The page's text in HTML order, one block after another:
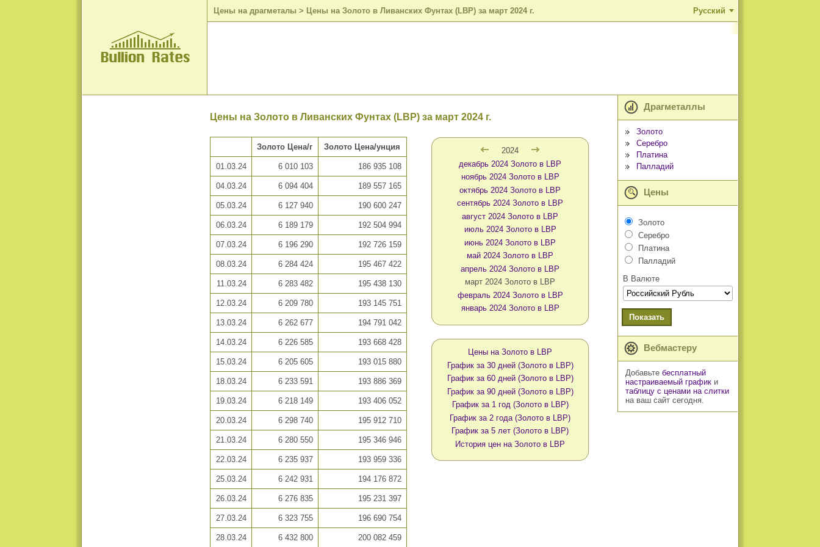
Цены на драгметалы > Цены на Золото в Ливанских Фунтах (LBP) за март 2024 г. Русский
Цены на Золото в Ливанских Фунтах (LBP) за март 2024 г.
Золото Цена/г Золото Цена/унция
01.03.24 6 010 103 186 935 108
04.03.24 6 094 404 189 557 165
05.03.24 6 127 940 190 600 247
06.03.24 6 189 179 192 504 994
07.03.24 6 196 290 192 726 159
08.03.24 6 284 424 195 467 422
11.03.24 6 283 482 195 438 130
12.03.24 6 209 780 193 145 751
13.03.24 6 262 677 194 791 042
14.03.24 6 226 585 193 668 428
15.03.24 6 205 605 193 015 880
18.03.24 6 233 591 193 886 369
19.03.24 6 218 149 193 406 052
20.03.24 6 298 740 195 912 710
21.03.24 6 280 550 195 346 946
22.03.24 6 235 937 193 959 336
25.03.24 6 242 931 194 176 872
26.03.24 6 276 835 195 231 397
27.03.24 6 323 755 196 690 754
28.03.24 6 432 800 200 082 459
2024
декабрь 2024 Золото в LBP
ноябрь 2024 Золото в LBP
октябрь 2024 Золото в LBP
сентябрь 2024 Золото в LBP
август 2024 Золото в LBP
июль 2024 Золото в LBP
июнь 2024 Золото в LBP
май 2024 Золото в LBP
апрель 2024 Золото в LBP
март 2024 Золото в LBP
февраль 2024 Золото в LBP
январь 2024 Золото в LBP
Цены на Золото в LBP
График за 30 дней (Золото в LBP)
График за 60 дней (Золото в LBP)
График за 90 дней (Золото в LBP)
График за 1 год (Золото в LBP)
График за 2 года (Золото в LBP)
График за 5 лет (Золото в LBP)
История цен на Золото в LBP
Драгметаллы
Золото
Серебро
Платина
Палладий
Цены
Золото
Серебро
Платина
Палладий
В Валюте
Показать
Вебмастеру
Добавьте бесплатный
настраиваемый графики
таблицу с ценами на слитки
на ваш сайт сегодня.